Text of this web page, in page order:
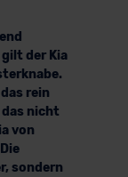
der Kia
rein
nicht
von
sondern